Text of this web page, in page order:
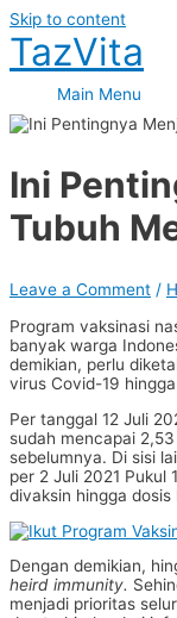
Skip to content
TazVita
Main Menu
Ini
Tubuh
Leave a Comment /
Program vaksinasi
banyak warga
demikian, perlu
virus Covid-19
Per tanggal 12 Juli
sudah mencapai
sebelumnya. Di sisi
per 2 Juli 2021 Pukul
divaksin hingga
Dengan demikian,
heird immunity.
menjadi prioritas